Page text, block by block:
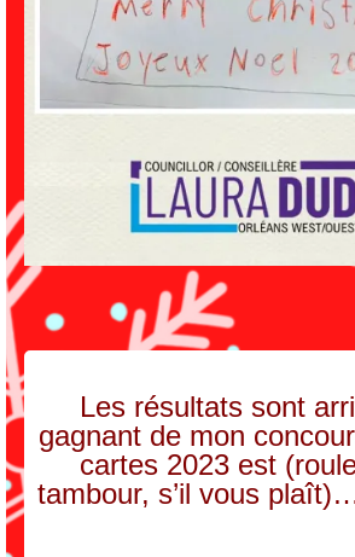
Les résultats sont
gagnant de mon
cartes 2023 est
tambour, s’il vous